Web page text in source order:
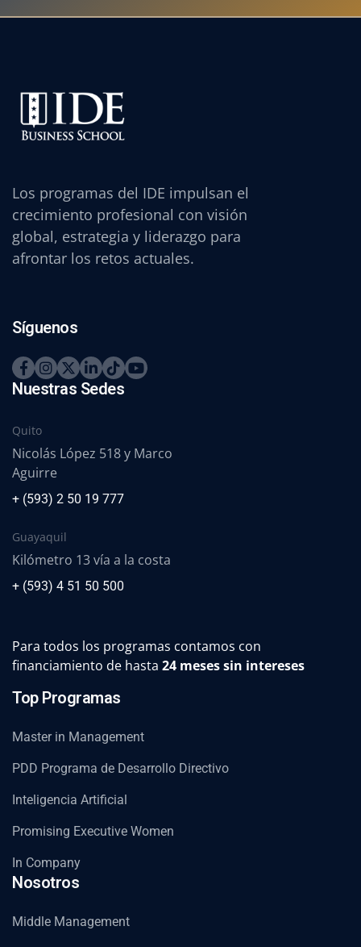
Los programas del IDE impulsan el
crecimiento profesional con visión
global, estrategia y liderazgo para
afrontar los retos actuales.
Síguenos
Nuestras Sedes
Quito
Nicolás López 518 y Marco
Aguirre
+ (593) 2 50 19 777
Guayaquil
Kilómetro 13 vía a la costa
+ (593) 4 51 50 500
Para todos los programas contamos con
financiamiento de hasta 24 meses sin intereses
Top Programas
Master in Management
PDD Programa de Desarrollo Directivo
Inteligencia Artificial
Promising Executive Women
In Company
Nosotros
Middle Management